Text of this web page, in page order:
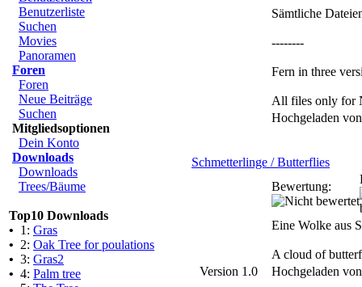
Benutzerliste
Suchen
Movies
Panoramen
Foren
Foren
Neue Beiträge
Suchen
Mitgliedsoptionen
Dein Konto
Downloads
Downloads
Trees/Bäume
Top10 Downloads
• 1: Gras
• 2: Oak Tree for poulations
• 3: Gras2
• 4: Palm tree
Sämtliche
--------
Fern in three
All files only for
Hochgeladen
Schmetterlinge / Butterflies
Bewertung:
Eine Wolke aus
A cloud of
Version 1.0
Hochgeladen